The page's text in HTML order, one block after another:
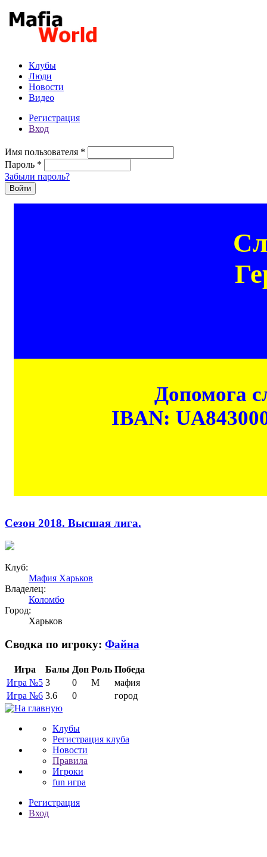
Перейти к основному содержанию
Клубы
Люди
Новости
Видео
Регистрация
Вход
Имя пользователя *
Пароль *
Забыли пароль?
Допомога
IBAN:
Сезон 2018. Высшая лига.
Клуб:
Мафия Харьков
Владелец:
Коломбо
Город:
Харьков
Сводка по игроку: Файна
Игра Балы Доп Роль Победа
Игра №5 3 0 М
мафия
Игра №6 3.6 0 город
Клубы
Регистрация клуба
Новости
Правила
Игроки
fun игра
Регистрация
Вход